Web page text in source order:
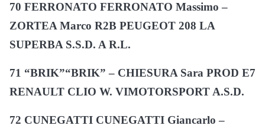
70 FERRONATO FERRONATO Massimo –
ZORTEA Marco R2B PEUGEOT 208 LA
SUPERBA S.S.D. A R.L.
71 “BRIK”“BRIK” – CHIESURA Sara PROD E7
RENAULT CLIO W. VIMOTORSPORT A.S.D.
72 CUNEGATTI CUNEGATTI Giancarlo –